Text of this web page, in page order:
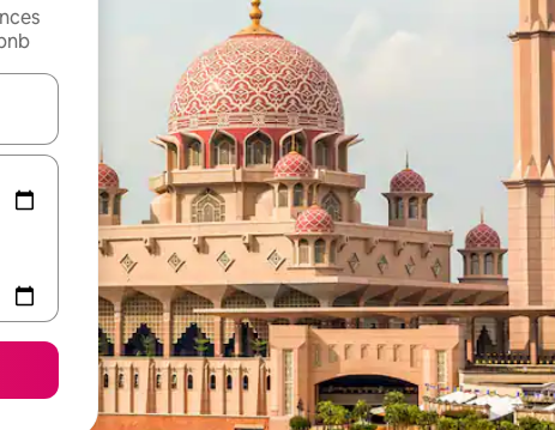
vers le haut et vers le bas pour les parcourir ou en appuyant et en